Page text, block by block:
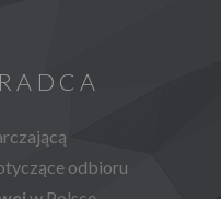
odbioru